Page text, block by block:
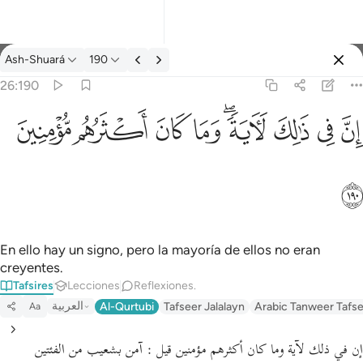
Tafsir: Ash-Shuará 26:190
Ash-Shuará 190
26:190
ان في ذالك لاية وما كان اكثرهم مومنين ١٩٠
إِنَّ فِى ذَٰلِكَ لَـَٔايَةًۭ ۖ وَمَا كَانَ أَكْثَرُهُم مُّؤْمِنِينَ ١٩٠
ﱳﱴﱵﱶﱷﱸﱹﱺﱻ
ﱼ
En ello hay un signo, pero la mayoría de ellos no eran
creyentes.
Tafsires Lecciones Reflexiones.
Aa العربية Al-Qurtubi Tafseer Jalalayn Arabic Tanweer
إن في ذلك لآية وما كان أكثرهم مؤمنين قيل : آمن بشعيب من الفئتين